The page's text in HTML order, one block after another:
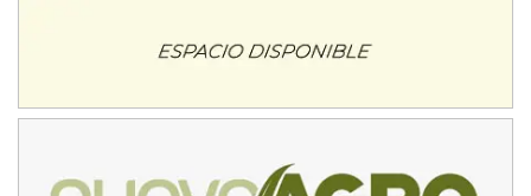
IAME SERIES ARGENTINA 6
Trenque Lauquen (Buenos Aires)